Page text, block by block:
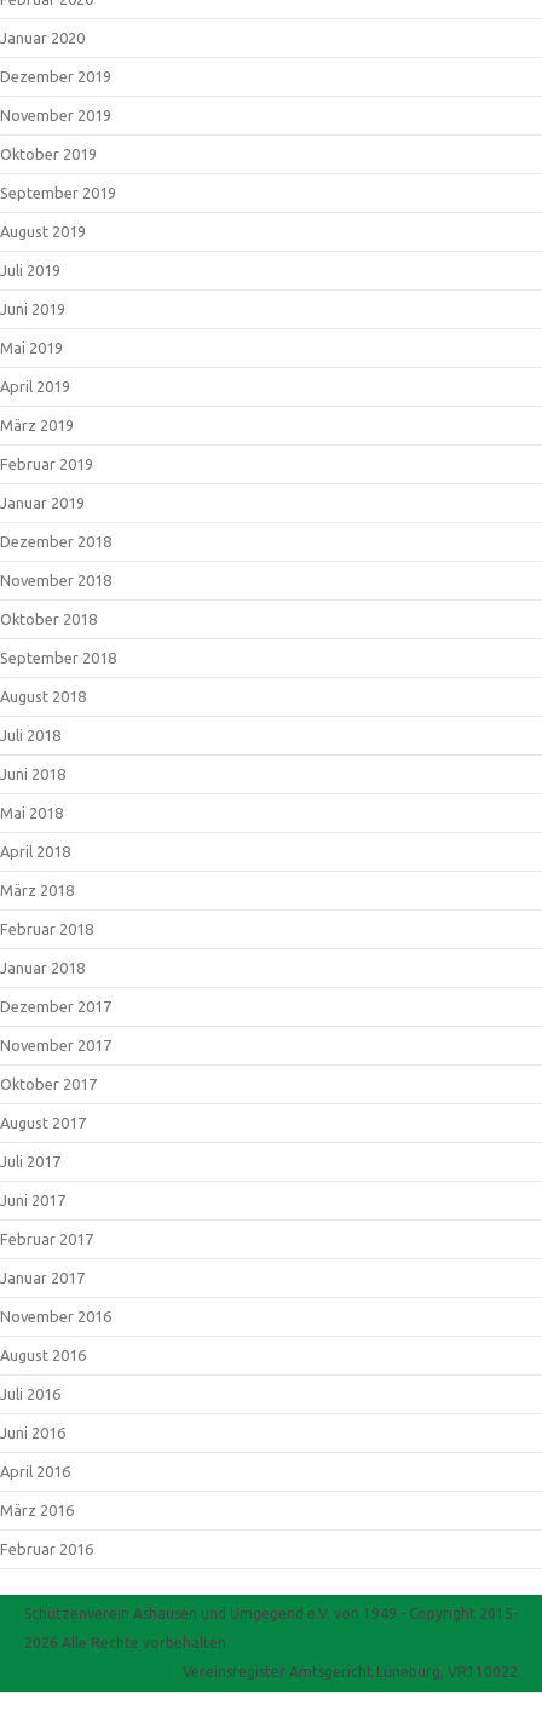
Januar 2020
Dezember 2019
November 2019
Oktober 2019
September 2019
August 2019
Juli 2019
Juni 2019
Mai 2019
April 2019
März 2019
Februar 2019
Januar 2019
Dezember 2018
November 2018
Oktober 2018
September 2018
August 2018
Juli 2018
Juni 2018
Mai 2018
April 2018
März 2018
Februar 2018
Januar 2018
Dezember 2017
November 2017
Oktober 2017
August 2017
Juli 2017
Juni 2017
Februar 2017
Januar 2017
November 2016
August 2016
Juli 2016
Juni 2016
April 2016
März 2016
Februar 2016
Schützenverein Ashausen und Umgegend e.V. von 1949 - Copyright 2015-
2026 Alle Rechte vorbehalten
Vereinsregister Amtsgericht Lüneburg, VR110022